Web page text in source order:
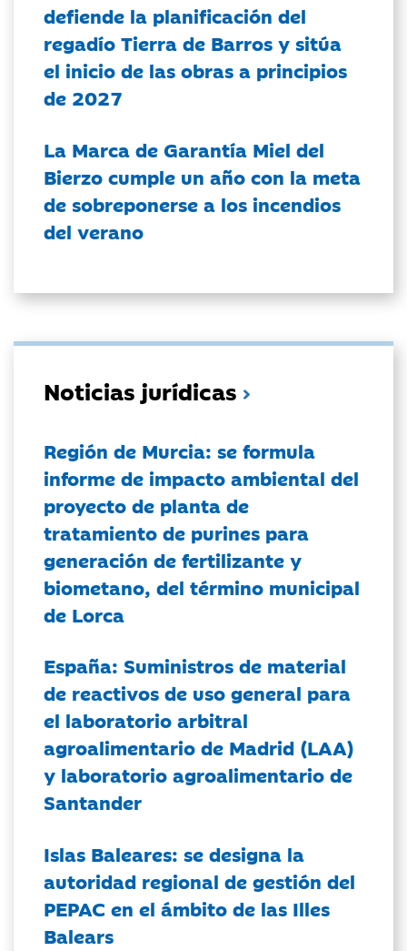
defiende la planificación del
regadío Tierra de Barros y sitúa
el inicio de las obras a principios
de 2027
La Marca de Garantía Miel del
Bierzo cumple un año con la meta
de sobreponerse a los incendios
del verano
Noticias jurídicas
Región de Murcia: se formula
informe de impacto ambiental del
proyecto de planta de
tratamiento de purines para
generación de fertilizante y
biometano, del término municipal
de Lorca
España: Suministros de material
de reactivos de uso general para
el laboratorio arbitral
agroalimentario de Madrid (LAA)
y laboratorio agroalimentario de
Santander
Islas Baleares: se designa la
autoridad regional de gestión del
PEPAC en el ámbito de las Illes
Balears